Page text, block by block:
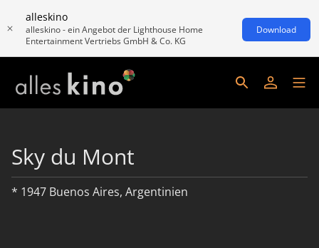
alleskino
alleskino - ein Angebot der Lighthouse Home
Entertainment Vertriebs GmbH & Co. KG
Download
Sky du Mont
* 1947 Buenos Aires, Argentinien